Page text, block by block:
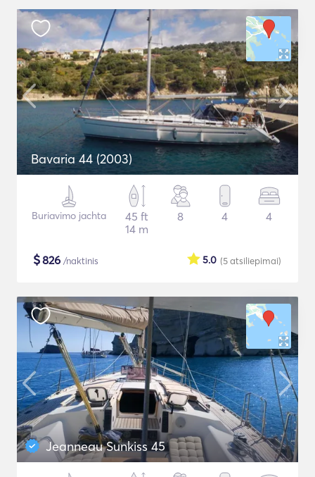
Bavaria 44 (2003)
Buriavimo jachta
45 ft
14 m
8 4 4
$826 /naktinis (5atsiliepimai)
5.0
Jeanneau Sunkiss 45